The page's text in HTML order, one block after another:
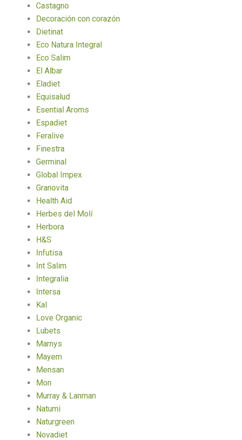
Castagno
Decoración con corazón
Dietinat
Eco Natura Integral
Eco Salim
El Albar
Eladiet
Equisalud
Esential Aroms
Espadiet
Feralive
Finestra
Germinal
Global Impex
Granovita
Health Aid
Herbes del Molí
Herbora
H&S
Infutisa
Int Salim
Integralia
Intersa
Kal
Love Organic
Lubets
Marnys
Mayem
Mensan
Mon
Murray & Lanman
Natumi
Naturgreen
Novadiet